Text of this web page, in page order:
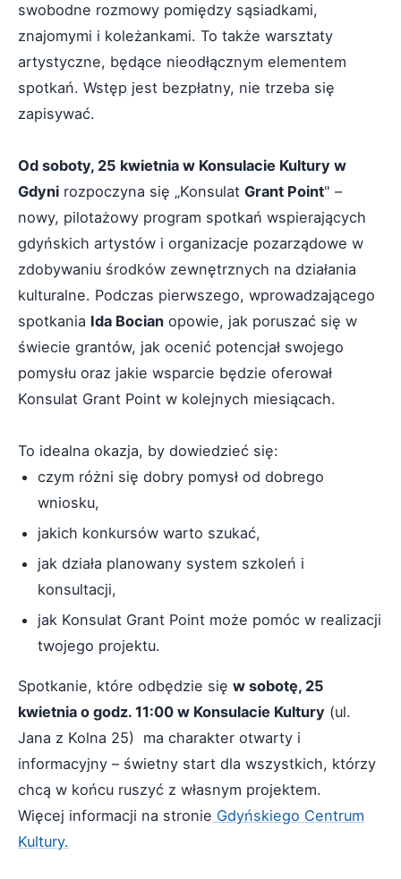
swobodne rozmowy pomiędzy sąsiadkami,
znajomymi i koleżankami. To także warsztaty
artystyczne, będące nieodłącznym elementem
spotkań. Wstęp jest bezpłatny, nie trzeba się
zapisywać.
Od soboty, 25 kwietnia w Konsulacie Kultury w
Gdyni rozpoczyna się „Konsulat Grant Point" –
nowy, pilotażowy program spotkań wspierających
gdyńskich artystów i organizacje pozarządowe w
zdobywaniu środków zewnętrznych na działania
kulturalne. Podczas pierwszego, wprowadzającego
spotkania Ida Bocian opowie, jak poruszać się w
świecie grantów, jak ocenić potencjał swojego
pomysłu oraz jakie wsparcie będzie oferował
Konsulat Grant Point w kolejnych miesiącach.
To idealna okazja, by dowiedzieć się:
czym różni się dobry pomysł od dobrego
wniosku,
jakich konkursów warto szukać,
jak działa planowany system szkoleń i
konsultacji,
jak Konsulat Grant Point może pomóc w realizacji
twojego projektu.
Spotkanie, które odbędzie się w sobotę, 25
kwietnia o godz. 11:00 w Konsulacie Kultury (ul.
Jana z Kolna 25) ma charakter otwarty i
informacyjny – świetny start dla wszystkich, którzy
chcą w końcu ruszyć z własnym projektem.
Więcej informacji na stronie Gdyńskiego Centrum
Kultury.